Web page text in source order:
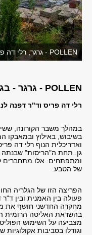
POLLEN - גרגר, רלי דה פריס, צילום: אלעד שריג
POLLEN - גרגר - בגן הגלריה
רלי דה פריס וד"ר דפנה
במהלך משבר הקורונה,
בשיבוש, באילוץ
ואדריכלית הנוף רלי דה
גן. תחת ה"הריסות"
ומתפתחים. אלו מתחברים
של הטבע.
הפריצה הזו של הגלריה
פעולה בין האמנית ובין ד"ר
מחקרה החדשני חושף את
בהשראת האליטה הרומית
מצביעה על השימוש
וגודלו בסביבות אקולוגיות